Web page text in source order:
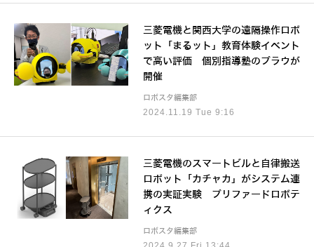
2024.11.19 Tue 9:16
三菱電機と関西大学の遠隔操作ロボ
ット「まるット」教育体験イベント
で高い評価 個別指導塾のプラウが
開催
ロボスタ編集部
三菱電機のスマートビルと自律搬送
ロボット「カチャカ」がシステム連
携の実証実験 プリファードロボテ
ィクス
ロボスタ編集部